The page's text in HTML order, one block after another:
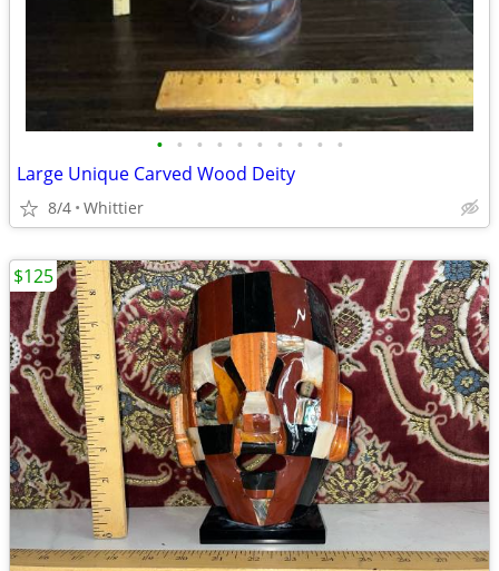
• • • • • • • • • •
Large Unique Carved Wood Deity
8/4 Whittier
$125